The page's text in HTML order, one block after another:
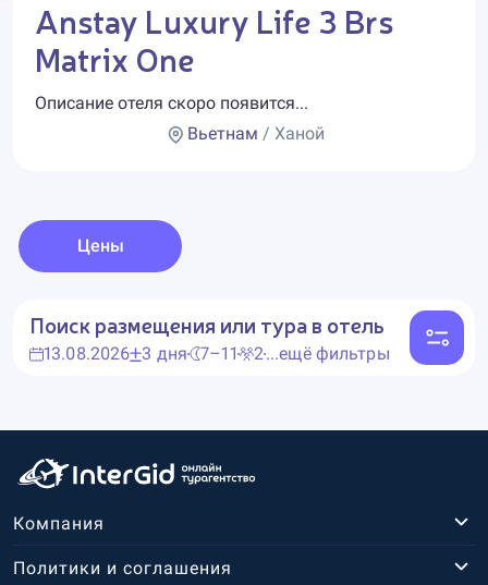
Anstay Luxury Life 3 Brs
Matrix One
Описание отеля скоро появится...
Вьетнам / Ханой
Цены
Поиск размещения или тура в отель
13.08.2026 3 дня 7–11 2...ещё фильтры
Компания
Политики и соглашения